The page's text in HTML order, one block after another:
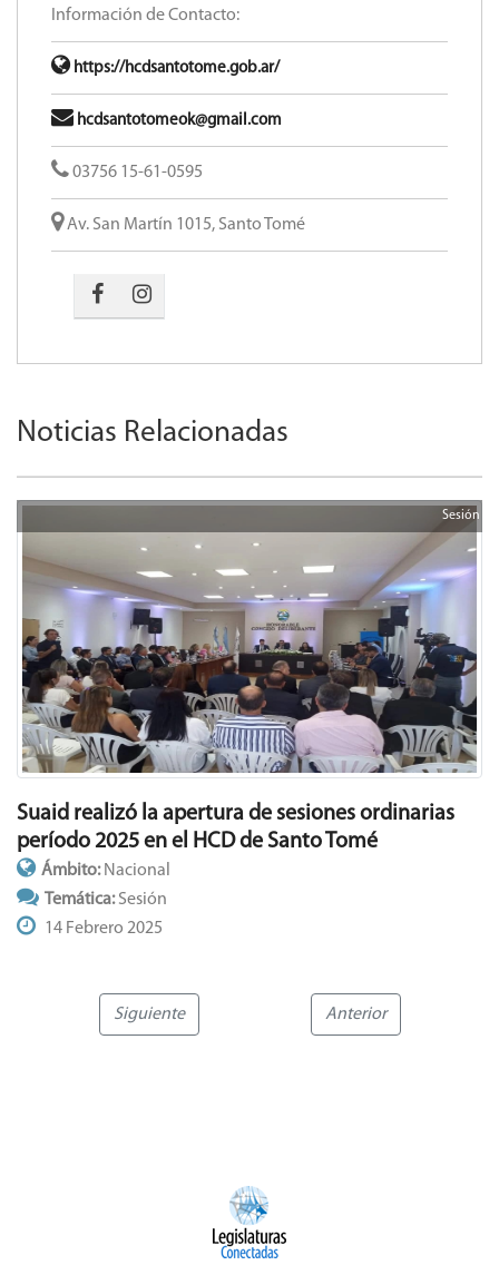
Información de Contacto:
https://hcdsantotome.gob.ar/
hcdsantotomeok@gmail.com
03756 15-61-0595
Av. San Martín 1015, Santo Tomé
Noticias Relacionadas
Sesión
Suaid realizó la apertura de sesiones ordinarias
período 2025 en el HCD de Santo Tomé
Ámbito:Nacional
Temática:Sesión
14 Febrero 2025
Siguiente Anterior